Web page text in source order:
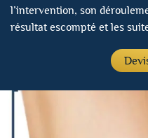
l’intervention, son
résultat escompté et les